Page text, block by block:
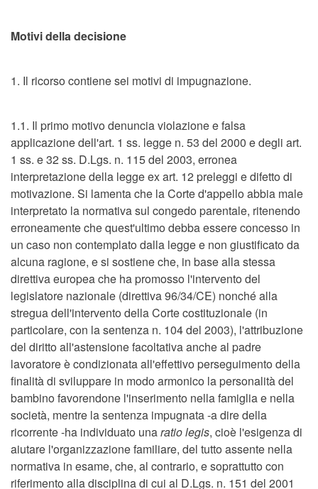
Motivi della decisione
1. Il ricorso contiene sei motivi di impugnazione.
1.1. Il primo motivo denuncia violazione e falsa
applicazione dell'art. 1 ss. legge n. 53 del 2000 e degli art.
1 ss. e 32 ss. D.Lgs. n. 115 del 2003, erronea
interpretazione della legge ex art. 12 preleggi e difetto di
motivazione. Si lamenta che la Corte d'appello abbia male
interpretato la normativa sul congedo parentale, ritenendo
erroneamente che quest'ultimo debba essere concesso in
un caso non contemplato dalla legge e non giustificato da
alcuna ragione, e si sostiene che, in base alla stessa
direttiva europea che ha promosso l'intervento del
legislatore nazionale (direttiva 96/34/CE) nonché alla
stregua dell'intervento della Corte costituzionale (in
particolare, con la sentenza n. 104 del 2003), l'attribuzione
del diritto all'astensione facoltativa anche al padre
lavoratore è condizionata all'effettivo perseguimento della
finalità di sviluppare in modo armonico la personalità del
bambino favorendone l'inserimento nella famiglia e nella
società, mentre la sentenza impugnata -a dire della
ricorrente -ha individuato unaratio legis, cioè l'esigenza di
aiutare l'organizzazione familiare, del tutto assente nella
normativa in esame, che, al contrario, e soprattutto con
riferimento alla disciplina di cui al D.Lgs. n. 151 del 2001